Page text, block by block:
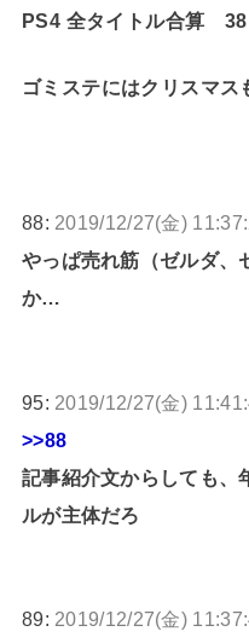
PS4 全タイトル合算
ゴミステにはクリスマス
88: 2019/12/27(金)
やっぱ売れ筋（ゼルダ、
か…
95: 2019/12/27(金)
>>88
記事紹介文からしても、
ルが主体だろ
89: 2019/12/27(金)